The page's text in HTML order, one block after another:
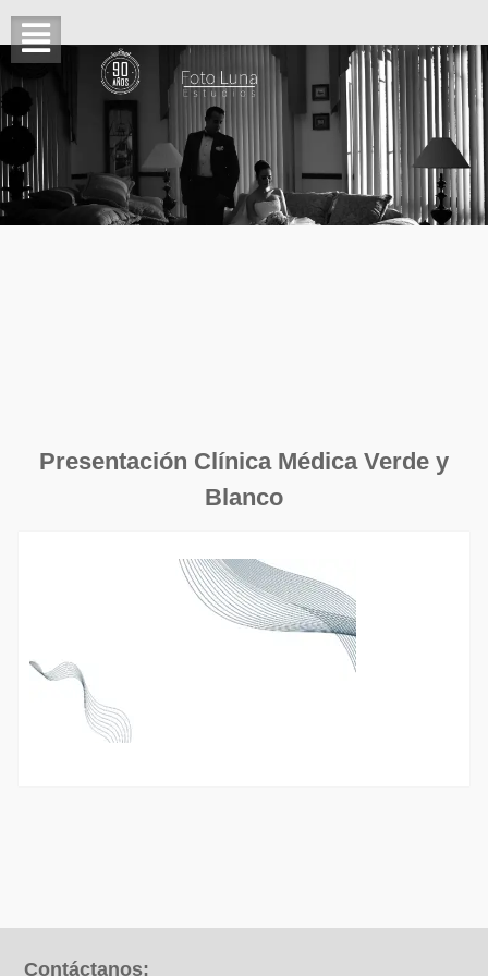
Presentación Clínica Médica Verde y
Blanco
Contáctanos: